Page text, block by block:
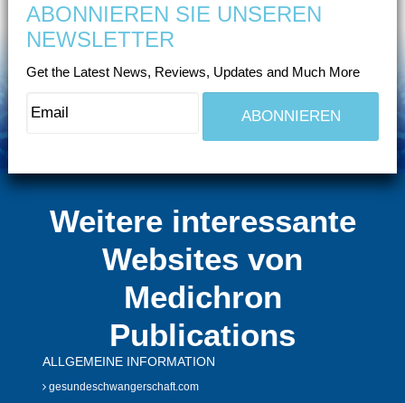
ABONNIEREN SIE UNSEREN
NEWSLETTER
Get the Latest News, Reviews, Updates and Much More
Weitere interessante
Websites von
Medichron
Publications
ALLGEMEINE INFORMATION
gesundeschwangerschaft.com